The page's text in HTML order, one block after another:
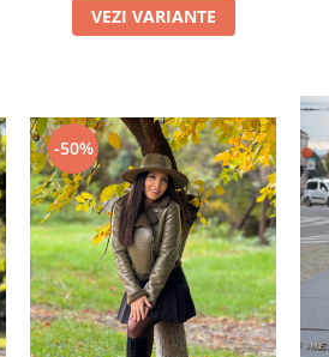
VEZI VARIANTE
-50%